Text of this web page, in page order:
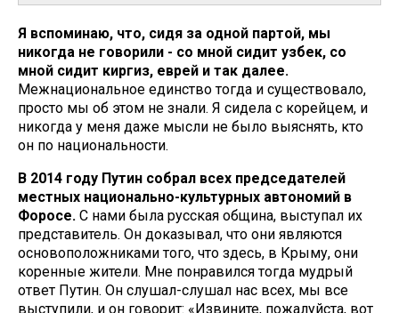
Я вспоминаю, что, сидя за одной партой, мы
никогда не говорили - со мной сидит узбек, со
мной сидит киргиз, еврей и так далее.
Межнациональное единство тогда и существовало,
просто мы об этом не знали. Я сидела с корейцем, и
никогда у меня даже мысли не было выяснять, кто
он по национальности.
В 2014 году Путин собрал всех председателей
местных национально-культурных автономий в
Форосе. С нами была русская община, выступал их
представитель. Он доказывал, что они являются
основоположниками того, что здесь, в Крыму, они
коренные жители. Мне понравился тогда мудрый
ответ Путин. Он слушал-слушал нас всех, мы все
выступили, и он говорит: «Извините, пожалуйста, вот